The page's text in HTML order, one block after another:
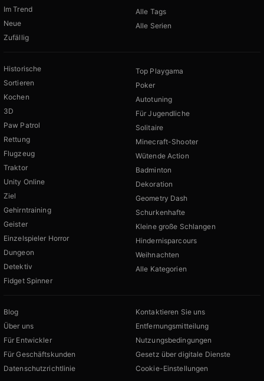
Im Trend
Neue
Zufällig
Alle Tags
Alle Serien
Historische
Sortieren
Kochen
3D
Paw Patrol
Rettung
Flugzeug
Traktor
Unity Online
Ziel
Gehirntraining
Geister
Einzelspieler Horror
Dungeon
Detektiv
Fidget Spinner
Top Playgama
Poker
Autotuning
Für Jugendliche
Solitaire
Minecraft-Shooter
Wütende Action
Badminton
Dekoration
Geometry Dash
Schurkenhafte
Kleine große Schlangen
Hindernisparcours
Weihnachten
Alle Kategorien
Blog
Über uns
Für Entwickler
Für Geschäftskunden
Datenschutzrichtlinie
Kontaktieren Sie uns
Entfernungsmitteilung
Nutzungsbedingungen
Gesetz über digitale Dienste
Cookie-Einstellungen